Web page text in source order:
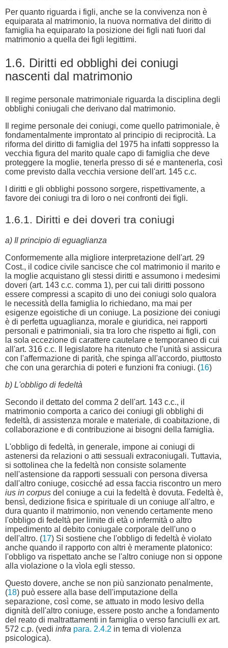
Per quanto riguarda i figli, anche se la convivenza non è
equiparata al matrimonio, la nuova normativa del diritto di
famiglia ha equiparato la posizione dei figli nati fuori dal
matrimonio a quella dei figli legittimi.
1.6. Diritti ed obblighi dei coniugi
nascenti dal matrimonio
Il regime personale matrimoniale riguarda la disciplina degli
obblighi coniugali che derivano dal matrimonio.
Il regime personale dei coniugi, come quello patrimoniale, è
fondamentalmente improntato al principio di reciprocità. La
riforma del diritto di famiglia del 1975 ha infatti soppresso la
vecchia figura del marito quale capo di famiglia che deve
proteggere la moglie, tenerla presso di sé e mantenerla, così
come previsto dalla vecchia versione dell'art. 145 c.c.
I diritti e gli obblighi possono sorgere, rispettivamente, a
favore dei coniugi tra di loro o nei confronti dei figli.
1.6.1. Diritti e dei doveri tra coniugi
a) Il principio di eguaglianza
Conformemente alla migliore interpretazione dell'art. 29
Cost., il codice civile sancisce che col matrimonio il marito e
la moglie acquistano gli stessi diritti e assumono i medesimi
doveri (art. 143 c.c. comma 1), per cui tali diritti possono
essere compressi a scapito di uno dei coniugi solo qualora
le necessità della famiglia lo richiedano, ma mai per
esigenze egoistiche di un coniuge. La posizione dei coniugi
è di perfetta uguaglianza, morale e giuridica, nei rapporti
personali e patrimoniali, sia tra loro che rispetto ai figli, con
la sola eccezione di carattere cautelare e temporaneo di cui
all'art. 316 c.c. Il legislatore ha ritenuto che l'unità si assicura
con l'affermazione di parità, che spinga all'accordo, piuttosto
che con una gerarchia di poteri e funzioni fra coniugi. (16)
b) L'obbligo di fedeltà
Secondo il dettato del comma 2 dell'art. 143 c.c., il
matrimonio comporta a carico dei coniugi gli obblighi di
fedeltà, di assistenza morale e materiale, di coabitazione, di
collaborazione e di contribuzione ai bisogni della famiglia.
L'obbligo di fedeltà, in generale, impone ai coniugi di
astenersi da relazioni o atti sessuali extraconiugali. Tuttavia,
si sottolinea che la fedeltà non consiste solamente
nell'astensione da rapporti sessuali con persona diversa
dall'altro coniuge, cosicché ad essa faccia riscontro un mero
ius in corpus del coniuge a cui la fedeltà è dovuta. Fedeltà è,
bensì, dedizione fisica e spirituale di un coniuge all'altro, e
dura quanto il matrimonio, non venendo certamente meno
l'obbligo di fedeltà per limite di età o infermità o altro
impedimento al debito coniugale corporale dell'uno o
dell'altro. (17) Si sostiene che l'obbligo di fedeltà è violato
anche quando il rapporto con altri è meramente platonico:
l'obbligo va rispettato anche se l'altro coniuge non si oppone
alla violazione o la vìola egli stesso.
Questo dovere, anche se non più sanzionato penalmente,
(18) può essere alla base dell'imputazione della
separazione, così come, se attuato in modo lesivo della
dignità dell'altro coniuge, essere posto anche a fondamento
del reato di maltrattamenti in famiglia o verso fanciulli exart.
572 c.p. (vedi infra para. 2.4.2 in tema di violenza
psicologica).